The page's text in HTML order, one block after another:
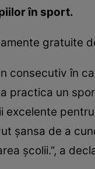
în sport.
gratuite
consecutiv în
practica un
excelente
şansa de a
şcolii.”, a